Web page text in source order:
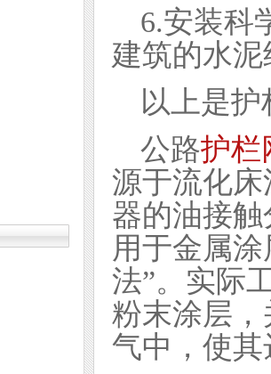
6.安装科
建筑的水
以上是
公路护栏
源于流化
器的油接
用于金属
法”。实际
粉末涂层
气中，使